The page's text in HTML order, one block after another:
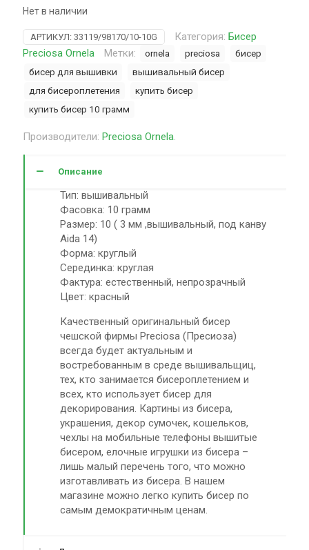
Нет в наличии
АРТИКУЛ: 33119/98170/10-10G Категория: Бисер
Preciosa Ornela
Метки: ornela preciosa
бисер
бисер для вышивки
вышивальный бисер
для бисероплетения
купить бисер
купить бисер 10 грамм
Производители: Preciosa Ornela.
Описание
Тип: вышивальный
Фасовка: 10 грамм
Размер: 10 ( 3 мм ,вышивальный, под канву
Aida 14)
Форма: круглый
Серединка: круглая
Фактура: естественный, непрозрачный
Цвет: красный
Качественный оригинальный бисер
чешской фирмы Preciosa (Пресиоза)
всегда будет актуальным и
востребованным в среде вышивальщиц,
тех, кто занимается бисероплетением и
всех, кто использует бисер для
декорирования. Картины из бисера,
украшения, декор сумочек, кошельков,
чехлы на мобильные телефоны вышитые
бисером, елочные игрушки из бисера –
лишь малый перечень того, что можно
изготавливать из бисера. В нашем
магазине можно легко купить бисер по
самым демократичным ценам.